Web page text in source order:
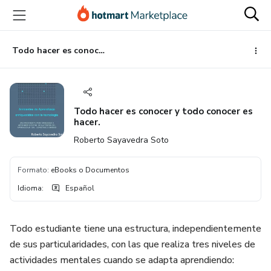
principal
página
de
página
Todo hacer es conocer y todo conocer es hacer.
Todo hacer es conocer y todo conocer es
hacer.
Roberto Sayavedra Soto
Formato: eBooks o Documentos
Idioma: Español
Todo estudiante tiene una estructura, independientemente
de sus particularidades, con las que realiza tres niveles de
actividades mentales cuando se adapta aprendiendo: